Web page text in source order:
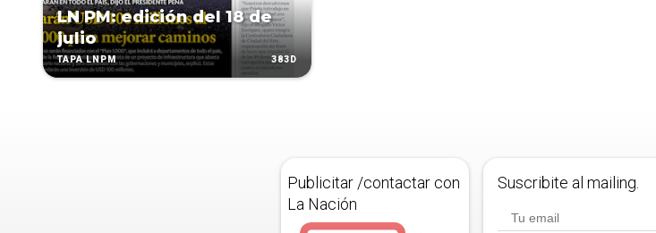
LN PM: edición del 18 de
julio
TAPA LNPM 383D
Publicitar /contactar con
La Nación
Suscribite al mailing.